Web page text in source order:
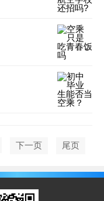
下一页 尾页